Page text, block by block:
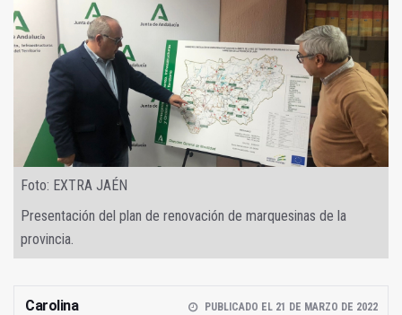
Foto: EXTRA JAÉN
Presentación del plan de renovación de marquesinas de la
provincia.
Carolina
PUBLICADO EL 21 DE MARZO DE 2022